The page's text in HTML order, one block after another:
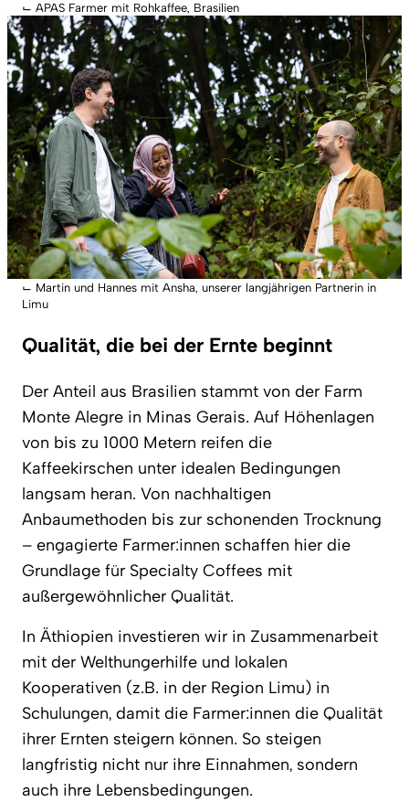
⌙ APAS Farmer mit Rohkaffee, Brasilien
⌙ Martin und Hannes mit Ansha, unserer langjährigen Partnerin in
Limu
Qualität, die bei der Ernte beginnt
Der Anteil aus Brasilien stammt von der Farm
Monte Alegre in Minas Gerais. Auf Höhenlagen
von bis zu 1000 Metern reifen die
Kaffeekirschen unter idealen Bedingungen
langsam heran. Von nachhaltigen
Anbaumethoden bis zur schonenden Trocknung
– engagierte Farmer:innen schaffen hier die
Grundlage für Specialty Coffees mit
außergewöhnlicher Qualität.
In Äthiopien investieren wir in Zusammenarbeit
mit der Welthungerhilfe und lokalen
Kooperativen (z.B. in der Region Limu) in
Schulungen, damit die Farmer:innen die Qualität
ihrer Ernten steigern können. So steigen
langfristig nicht nur ihre Einnahmen, sondern
auch ihre Lebensbedingungen.